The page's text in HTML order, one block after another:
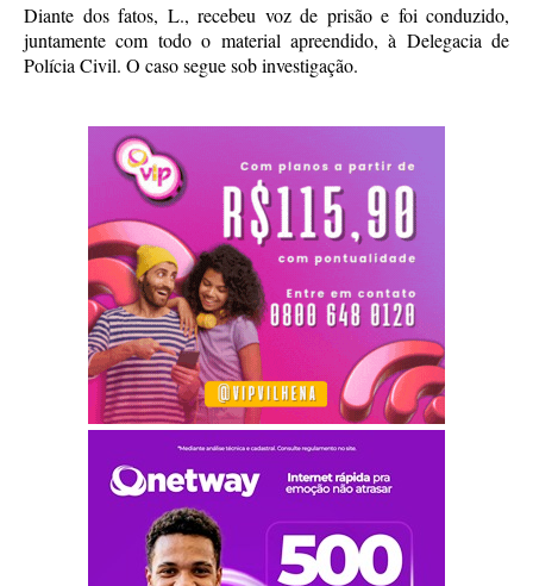
Diante dos fatos, L., recebeu voz de prisão e foi conduzido,
juntamente com todo o material apreendido, à Delegacia de
Polícia Civil. O caso segue sob investigação.